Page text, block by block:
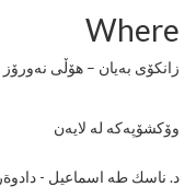
Where
زانکۆی بەیان – هۆڵی نەورۆز
وۆکشۆپەکە لە لایەن
د. ناسك طه اسماعيل -